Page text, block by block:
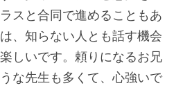
スと合同で進めることもあ
、知らない人とも話す機会
しいです。頼りになるお兄
な先生も多くて、心強いで